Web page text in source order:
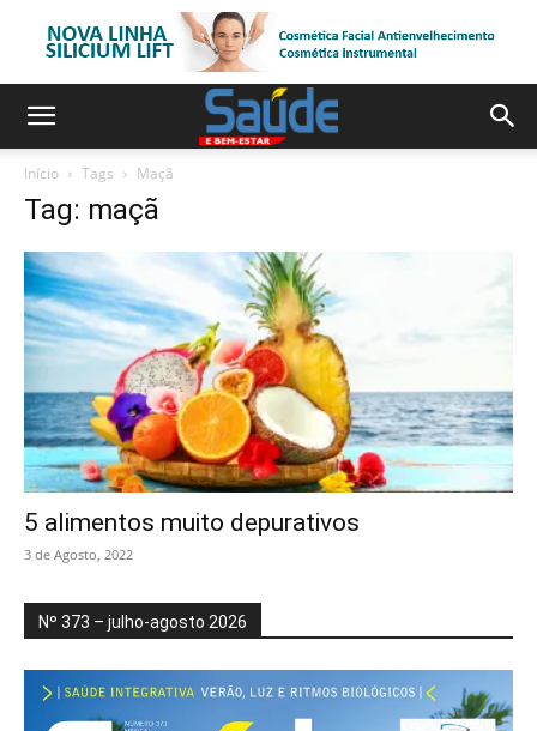
Início Tags Maçã
Tag: maçã
5 alimentos muito depurativos
3 de Agosto, 2022
Nº 373 – julho-agosto 2026